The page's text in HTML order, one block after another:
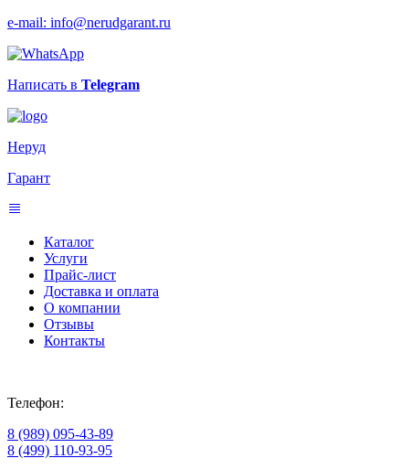
e-mail: info@nerudgarant.ru
Написать в Telegram
Неруд
Гарант
Каталог
Услуги
Прайс-лист
Доставка и оплата
О компании
Отзывы
Контакты
Телефон:
8 (989) 095-43-89
8 (499) 110-93-95